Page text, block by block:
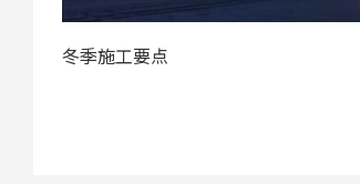
冬季施工要点